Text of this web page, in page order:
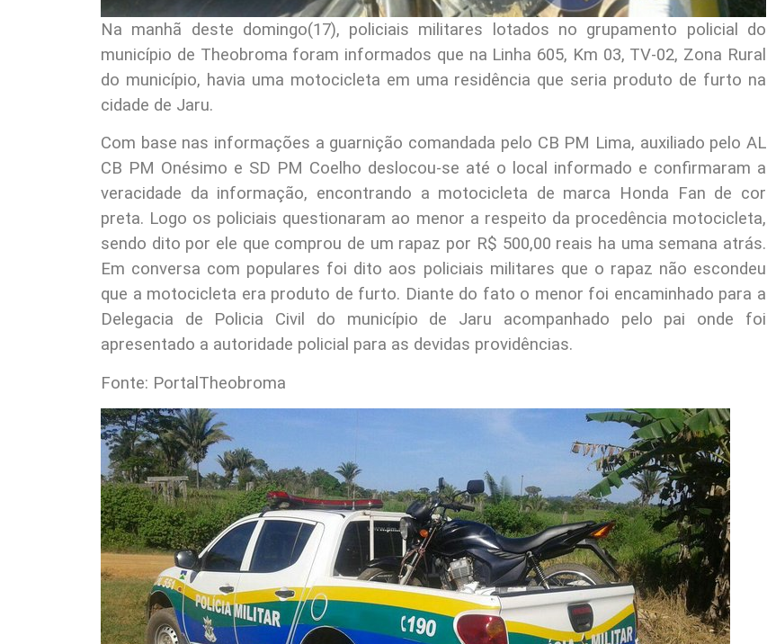
Na manhã deste domingo(17), policiais militares lotados no grupamento policial do
município de Theobroma foram informados que na Linha 605, Km 03, TV-02, Zona Rural
do município, havia uma motocicleta em uma residência que seria produto de furto na
cidade de Jaru.
Com base nas informações a guarnição comandada pelo CB PM Lima, auxiliado pelo AL
CB PM Onésimo e SD PM Coelho deslocou-se até o local informado e confirmaram a
veracidade da informação, encontrando a motocicleta de marca Honda Fan de cor
preta. Logo os policiais questionaram ao menor a respeito da procedência motocicleta,
sendo dito por ele que comprou de um rapaz por R$ 500,00 reais ha uma semana atrás.
Em conversa com populares foi dito aos policiais militares que o rapaz não escondeu
que a motocicleta era produto de furto. Diante do fato o menor foi encaminhado para a
Delegacia de Policia Civil do município de Jaru acompanhado pelo pai onde foi
apresentado a autoridade policial para as devidas providências.
Fonte: PortalTheobroma